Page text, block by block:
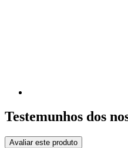
Testemunhos dos
Avaliar este produto